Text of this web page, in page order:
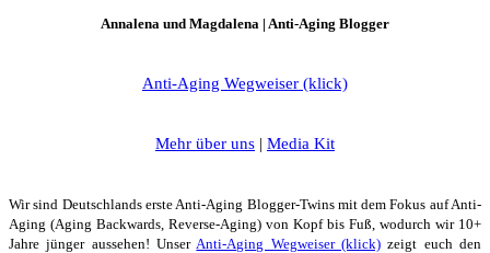
Annalena und Magdalena | Anti-Aging Blogger
Anti-Aging Wegweiser (klick)
Mehr über uns | Media Kit
Wir sind Deutschlands erste Anti-Aging Blogger-Twins mit dem Fokus auf Anti-
Aging (Aging Backwards, Reverse-Aging) von Kopf bis Fuß, wodurch wir 10+
Jahre jünger aussehen! Unser Anti-Aging Wegweiser (klick) zeigt euch den